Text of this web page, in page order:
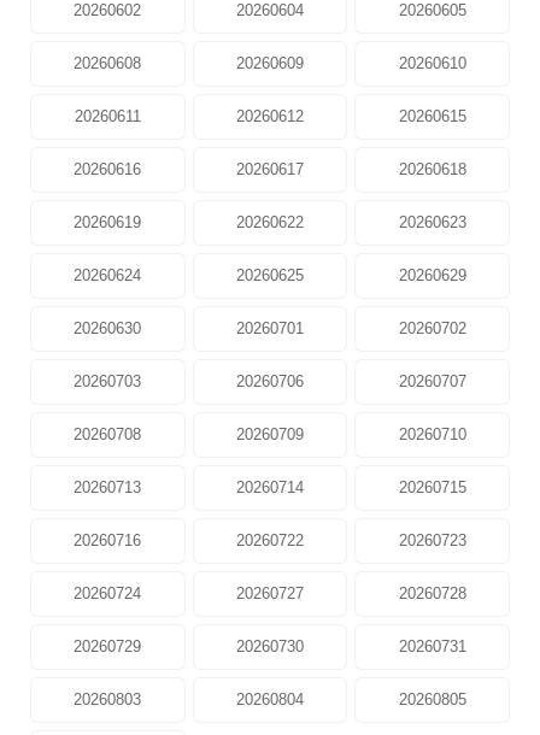
20260602 20260604 20260605
20260608 20260609 20260610
20260611 20260612 20260615
20260616 20260617 20260618
20260619 20260622 20260623
20260624 20260625 20260629
20260630 20260701 20260702
20260703 20260706 20260707
20260708 20260709 20260710
20260713 20260714 20260715
20260716 20260722 20260723
20260724 20260727 20260728
20260729 20260730 20260731
20260803 20260804 20260805